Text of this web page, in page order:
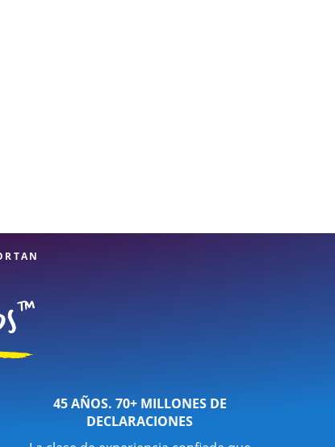
45 AÑOS. 70+ MILLONES DE
DECLARACIONES